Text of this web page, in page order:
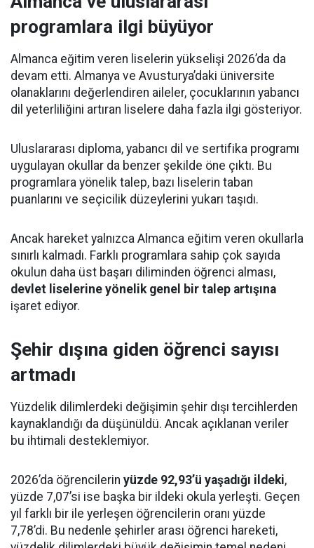
programlara ilgi büyüyor
Almanca eğitim veren liselerin yükselişi 2026’da da
devam etti. Almanya ve Avusturya’daki üniversite
olanaklarını değerlendiren aileler, çocuklarının yabancı
dil yeterliliğini artıran liselere daha fazla ilgi gösteriyor.
Uluslararası diploma, yabancı dil ve sertifika programı
uygulayan okullar da benzer şekilde öne çıktı. Bu
programlara yönelik talep, bazı liselerin taban
puanlarını ve seçicilik düzeylerini yukarı taşıdı.
Ancak hareket yalnızca Almanca eğitim veren okullarla
sınırlı kalmadı. Farklı programlara sahip çok sayıda
okulun daha üst başarı diliminden öğrenci alması,
devlet liselerine yönelik genel bir talep artışına
işaret ediyor.
Şehir dışına giden öğrenci sayısı
artmadı
Yüzdelik dilimlerdeki değişimin şehir dışı tercihlerden
kaynaklandığı da düşünüldü. Ancak açıklanan veriler
bu ihtimali desteklemiyor.
2026’da öğrencilerin yüzde 92,93’ü yaşadığı ildeki,
yüzde 7,07’si ise başka bir ildeki okula yerleşti. Geçen
yıl farklı bir ile yerleşen öğrencilerin oranı yüzde
7,78’di. Bu nedenle şehirler arası öğrenci hareketi,